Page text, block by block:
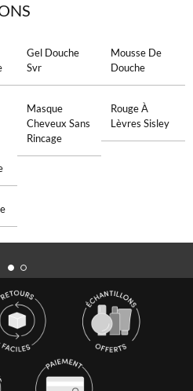
Gel Douche
Svr
Mousse De
Douche
Masque
Cheveux Sans
Rincage
Rouge À
Lèvres Sisley